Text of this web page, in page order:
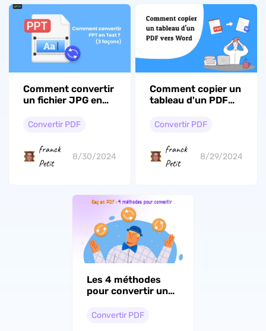
Comment convertir
un fichier JPG en
Convertir PDF
franck
Petit
8/30/2024
Comment copier un
tableau d'un PDF
solutions
Convertir PDF
franck
Petit
8/29/2024
Les 4 méthodes
pour convertir un
PDF
Convertir PDF